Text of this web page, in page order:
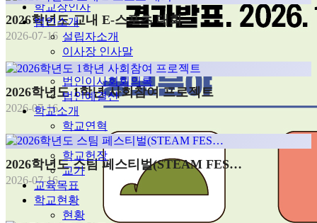
학교장인사
법인소개
설립자소개
이사장 인사말
법인임원
법인이사회회의록
법인예결산
학교소개
학교연혁
학교상징
학교헌장
교가
교육목표
학교현황
현황
2026학년도 교내 E-스포츠 대회
2026-07-16
2026학년도 1학년 사회참여 프로젝트
2026-07-16
2026학년도 스팀 페스티벌(STEAM FES…
2026-07-16